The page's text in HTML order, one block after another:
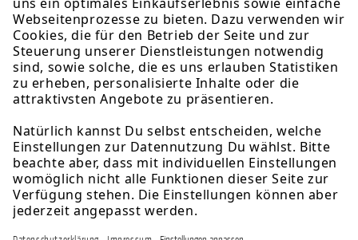
Informationen
Rechtliches
Über uns
Newsletter
Folge uns für exklusive Angebote & Aktionen: